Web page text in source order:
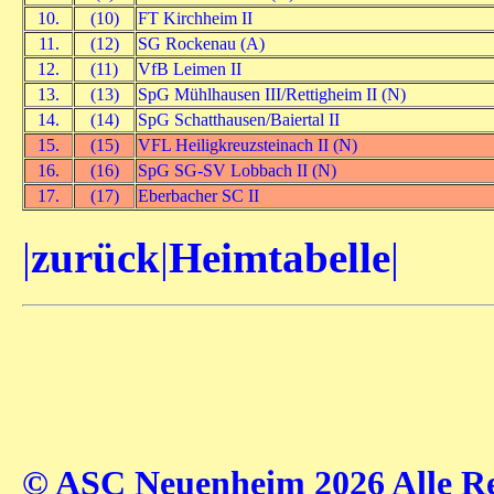
10.
(10)
FT Kirchheim II
11.
(12)
SG Rockenau (A)
12.
(11)
VfB Leimen II
13.
(13)
SpG Mühlhausen III/Rettigheim II (N)
14.
(14)
SpG Schatthausen/Baiertal II
15.
(15)
VFL Heiligkreuzsteinach II (N)
16.
(16)
SpG SG-SV Lobbach II (N)
17.
(17) Eberbacher SC II
|zurück|Heimtabelle|
© ASC Neuenheim 2026 Alle